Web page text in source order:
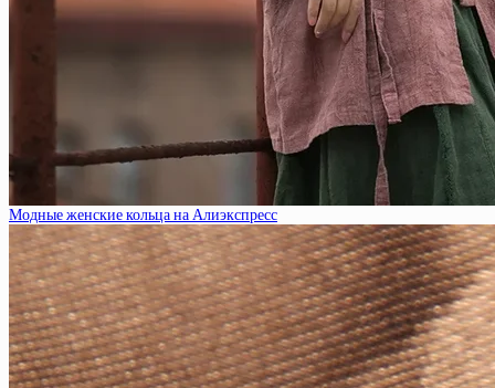
Модные женские кольца на Алиэкспресс